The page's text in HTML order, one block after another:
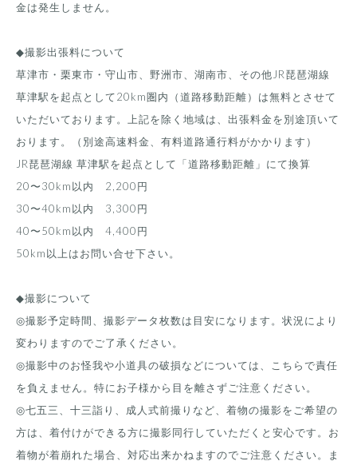
金は発生しません。
◆撮影出張料について
草津市・栗東市・守山市、野洲市、湖南市、その他JR琵琶湖線
草津駅を起点として20km圏内（道路移動距離）は無料とさせて
いただいております。
上記を除く地域は、出張料金を別途頂いて
おります。（別途高速料金、有料道路通行料がかかります）
JR琵琶湖線 草津駅を起点として「道路移動距離」にて換算
20〜30km以内 2,200円
30〜40km以内 3,300円
40〜50km以内 4,400円
50km以上はお問い合せ下さい。
◆撮影について
◎撮影予定時間、撮影データ枚数は目安になります。状況により
変わりますのでご了承ください。
◎撮影中のお怪我や小道具の破損などについては、こちらで責任
を負えません。特にお子様から目を離さずご注意ください。
◎七五三、十三詣り、成人式前撮りなど、着物の撮影をご希望の
方は、着付けができる方に撮影同行していただくと安心です。お
着物が着崩れた場合、対応出来かねますのでご注意ください。ま